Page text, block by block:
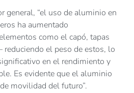
general, “el uso de aluminio en
ha aumentado
como el capó, tapas
el peso de estos, lo
en el rendimiento y
Es evidente que el aluminio
movilidad del futuro”.